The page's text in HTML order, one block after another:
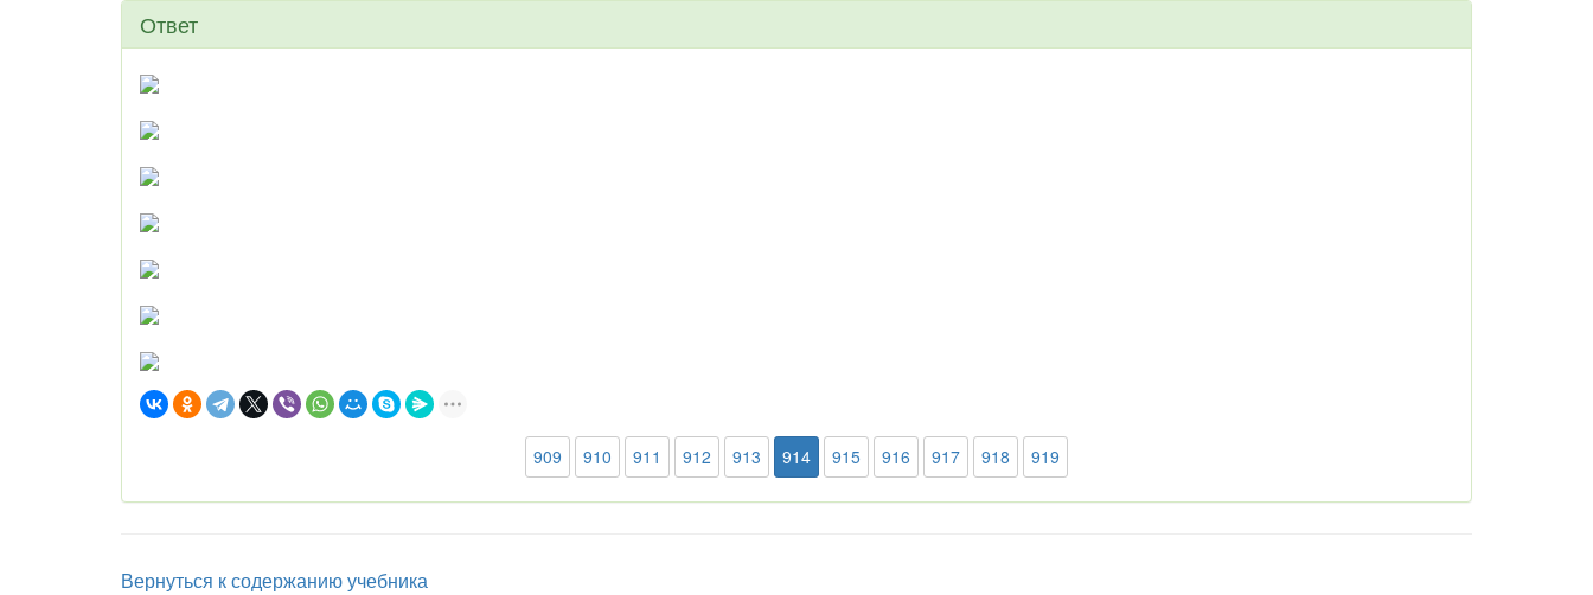
Ответ
909 910 911 912 913 914 915 916 917 918 919
Вернуться к содержанию учебника